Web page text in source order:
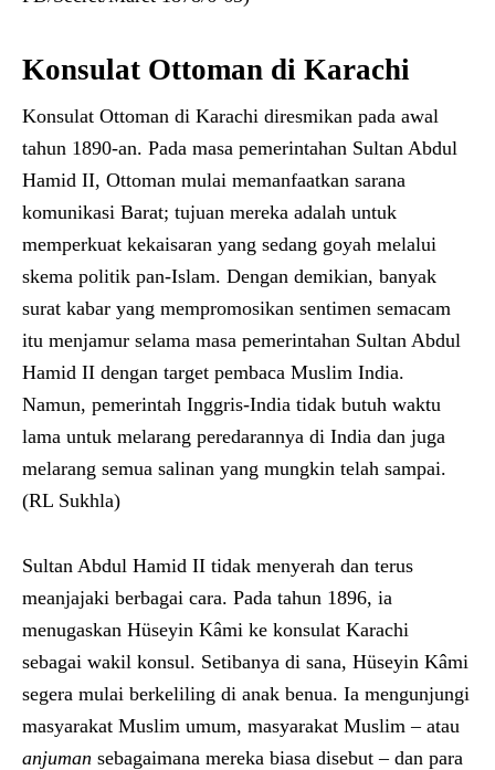
Konsulat Ottoman di Karachi
Konsulat Ottoman di Karachi diresmikan pada awal
tahun 1890-an. Pada masa pemerintahan Sultan Abdul
Hamid II, Ottoman mulai memanfaatkan sarana
komunikasi Barat; tujuan mereka adalah untuk
memperkuat kekaisaran yang sedang goyah melalui
skema politik pan-Islam. Dengan demikian, banyak
surat kabar yang mempromosikan sentimen semacam
itu menjamur selama masa pemerintahan Sultan Abdul
Hamid II dengan target pembaca Muslim India.
Namun, pemerintah Inggris-India tidak butuh waktu
lama untuk melarang peredarannya di India dan juga
melarang semua salinan yang mungkin telah sampai.
(RL Sukhla)
Sultan Abdul Hamid II tidak menyerah dan terus
meanjajaki berbagai cara. Pada tahun 1896, ia
menugaskan Hüseyin Kâmi ke konsulat Karachi
sebagai wakil konsul. Setibanya di sana, Hüseyin Kâmi
segera mulai berkeliling di anak benua. Ia mengunjungi
masyarakat Muslim umum, masyarakat Muslim – atau
anjuman sebagaimana mereka biasa disebut – dan para